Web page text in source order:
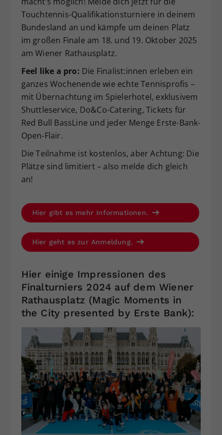
Touchtennis-Qualifikationsturniere in deinem
Bundesland an und kämpfe um deinen Platz
im großen Finale am 18. und 19. Oktober 2025
am Wiener Rathausplatz.
Feel like a pro: Die Finalist:innen erleben ein
ganzes Wochenende wie echte Tennisprofis –
mit Übernachtung im Spielerhotel, exklusivem
Shuttleservice, Do&Co-Catering, Tickets für
Red Bull BassLine und jeder Menge Erste-Bank-
Open-Flair.
Die Teilnahme ist kostenlos, aber Achtung: Die
Plätze sind limitiert – also melde dich gleich
an!
Hier gibt es mehr Informationen.
Hier geht es zur Anmeldung.
Hier einige Impressionen des
Finalturniers 2024 auf dem Wiener
Rathausplatz (Magic Moments in
the City presented by Erste Bank):
Zweck
Dieser Wert speichert Ihre Consent-
Einstellungen. Unter anderem eine
zufällig generierte ID, für die
historische Speicherung Ihrer
vorgenommen Einstellungen, falls der
Webseiten-Betreiber dies eingestellt